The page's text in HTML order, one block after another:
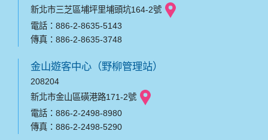
新北市三芝區埔坪里埔頭坑164-2號
電話：886-2-8635-5143
傳真：886-2-8635-3748
金山遊客中心（野柳管理站）
208204
新北市金山區磺港路171-2號
電話：886-2-2498-8980
傳真：886-2-2498-5290